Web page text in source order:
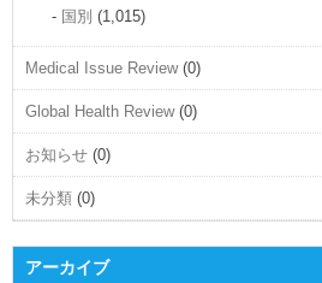
国別 (1,015)
Medical Issue Review(0)
Global Health Review(0)
お知らせ (0)
未分類 (0)
アーカイブ